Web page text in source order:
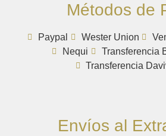
Métodos de
Paypal Wester Union
Nequi
Transferencia
Transferencia
Envíos al